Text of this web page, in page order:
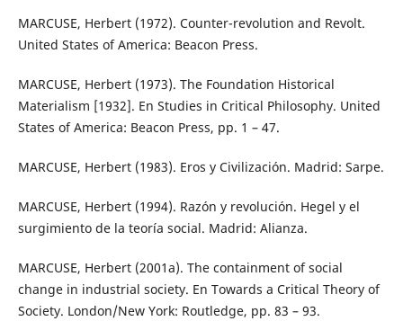
MARCUSE, Herbert (1972). Counter-revolution and Revolt.
United States of America: Beacon Press.
MARCUSE, Herbert (1973). The Foundation Historical
Materialism [1932]. En Studies in Critical Philosophy. United
States of America: Beacon Press, pp. 1 – 47.
MARCUSE, Herbert (1983). Eros y Civilización. Madrid: Sarpe.
MARCUSE, Herbert (1994). Razón y revolución. Hegel y el
surgimiento de la teoría social. Madrid: Alianza.
MARCUSE, Herbert (2001a). The containment of social
change in industrial society. En Towards a Critical Theory of
Society. London/New York: Routledge, pp. 83 – 93.